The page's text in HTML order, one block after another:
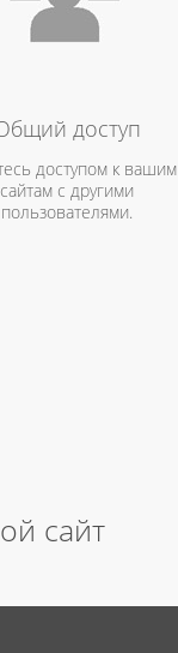
доступ
доступом к вашим
сайтам с другими
пользователями.
сайт